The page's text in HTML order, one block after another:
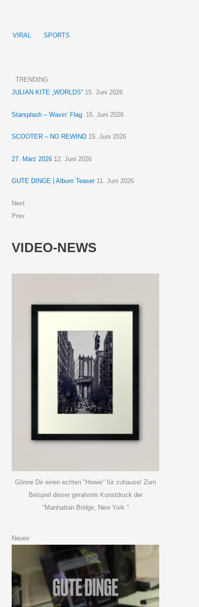
VIRAL SPORTS
TRENDING
JULIAN KITE „WORLDS“ 15. Juni 2026
Starsplash – Wavin‘ Flag 15. Juni 2026
SCOOTER – NO REWIND 15. Juni 2026
27. März 2026 12. Juni 2026
GUTE DINGE | Album Teaser 11. Juni 2026
Next
Prev
VIDEO-NEWS
Gönne Dir einen echten "Howie" für zuhause! Zum
Beispiel dieser gerahmte Kunstdruck der
"Manhattan Bridge, New York "
Neues